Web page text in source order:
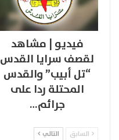
فيديو | مشاهد
لقصف سرايا القدس
“تل أبيب” والقدس
المحتلة ردا على
جرائم…
السابق التالي